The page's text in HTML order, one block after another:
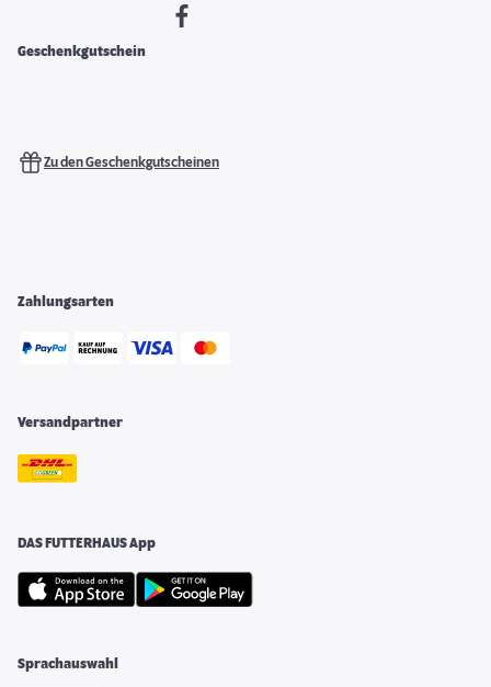
Geschenkgutschein
Zu den Geschenkgutscheinen
Zahlungsarten
Versandpartner
DAS FUTTERHAUS App
Sprachauswahl